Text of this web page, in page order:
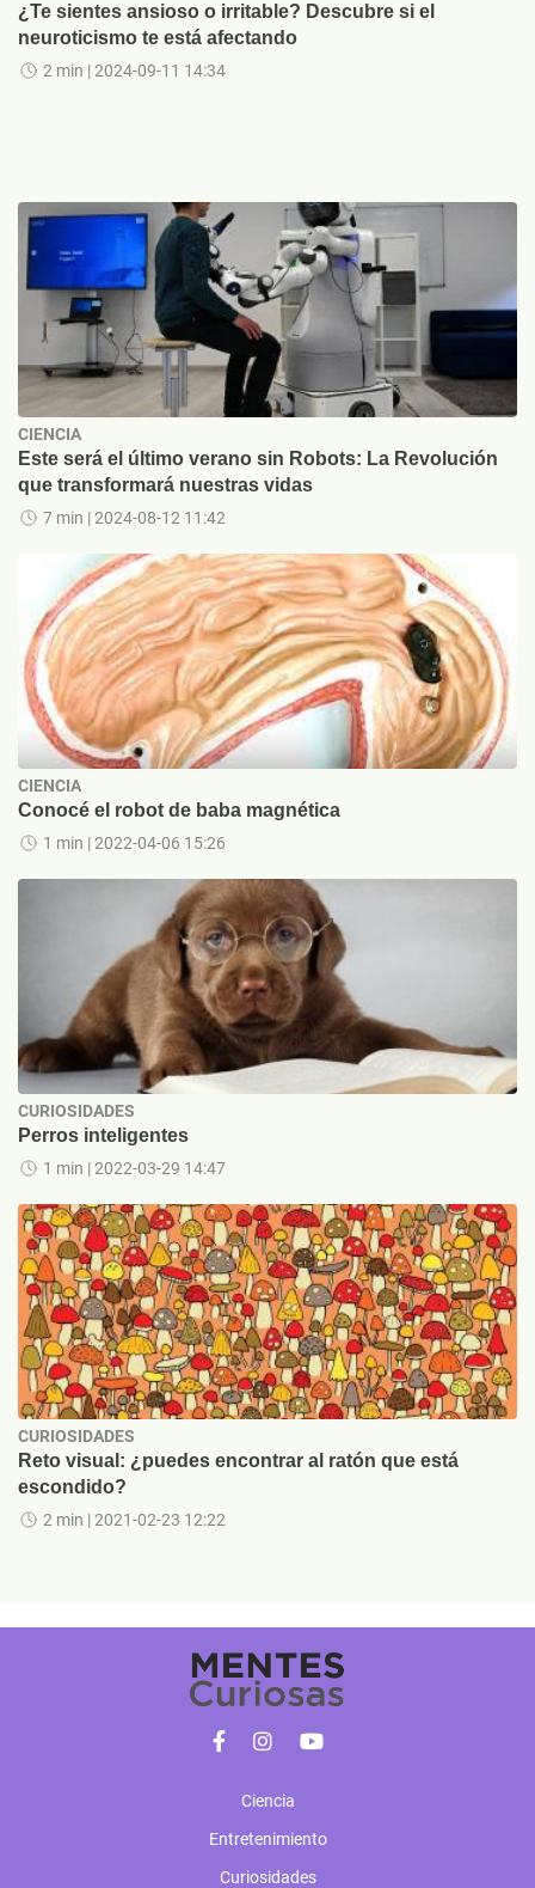
¿Te sientes ansioso o irritable? Descubre si el
neuroticismo te está afectando
2 min | 2024-09-11 14:34
CIENCIA
Este será el último verano sin Robots: La Revolución
que transformará nuestras vidas
7 min | 2024-08-12 11:42
CIENCIA
Conocé el robot de baba magnética
1 min | 2022-04-06 15:26
CURIOSIDADES
Perros inteligentes
1 min | 2022-03-29 14:47
CURIOSIDADES
Reto visual: ¿puedes encontrar al ratón que está
escondido?
2 min | 2021-02-23 12:22
Ciencia
Entretenimiento
Curiosidades